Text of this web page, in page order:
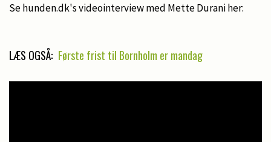
Se hunden.dk's videointerview med Mette Durani her:
LÆS OGSÅ: Første frist til Bornholm er mandag